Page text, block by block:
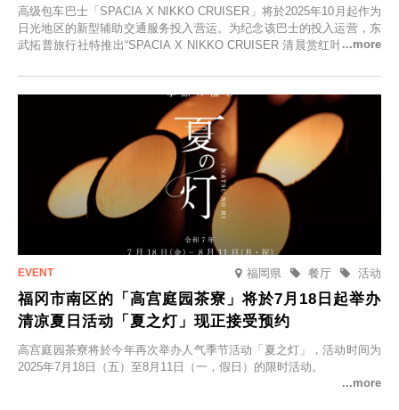
高级包车巴士「SPACIA X NIKKO CRUISER」将於2025年10月起作为
日光地区的新型辅助交通服务投入营运。为纪念该巴士的投入运营，东
武拓普旅行社特推出“SPACIA X NIKKO CRUISER 清晨赏红叶之旅”，
福岡県 活动
餐厅
福冈市南区的「高宫庭园茶寮」将於7月18日起举办
清凉夏日活动「夏之灯」现正接受预约
高宫庭园茶寮将於今年再次举办人气季节活动「夏之灯」，活动时间为
2025年7月18日（五）至8月11日（一，假日）的限时活动。